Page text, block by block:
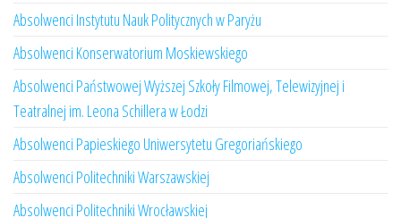
Absolwenci Instytutu Nauk Politycznych w Paryżu
Absolwenci Konserwatorium Moskiewskiego
Absolwenci Państwowej Wyższej Szkoły Filmowej, Telewizyjnej i
Teatralnej im. Leona Schillera w Łodzi
Absolwenci Papieskiego Uniwersytetu Gregoriańskiego
Absolwenci Politechniki Warszawskiej
Absolwenci Politechniki Wrocławskiej